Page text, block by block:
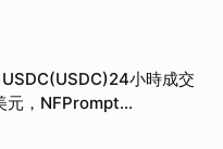
小時成交
元，NFPrompt
時漲幅達66.2%